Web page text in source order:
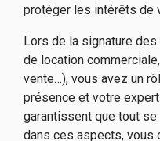
protéger les intérêts de
Lors de la signature
de location
vente…), vous avez un
présence et votre
garantissent que tout
dans ces aspects, vous